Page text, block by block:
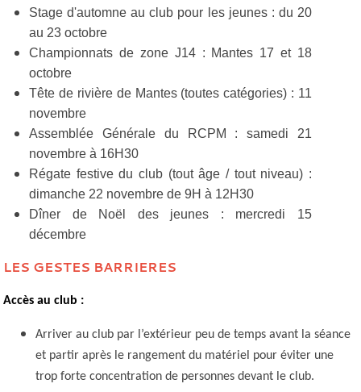
Stage d'automne au club pour les jeunes : du 20
au 23 octobre
Championnats de zone J14 : Mantes 17 et 18
octobre
Tête de rivière de Mantes (toutes catégories) : 11
novembre
Assemblée Générale du RCPM : samedi 21
novembre à 16H30
Régate festive du club (tout âge / tout niveau) :
dimanche 22 novembre de 9H à 12H30
Dîner de Noël des jeunes : mercredi 15
décembre
LES GESTES BARRIERES
Accès au club :
Arriver au club par l’extérieur peu de temps avant la séance
et partir après le rangement du matériel pour éviter une
trop forte concentration de personnes devant le club.